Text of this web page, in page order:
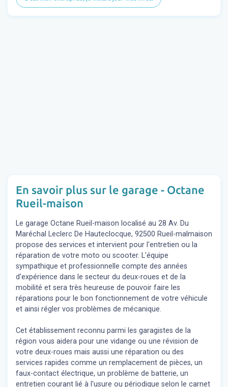
En savoir plus sur le garage - Octane
Rueil-maison
Le garage Octane Rueil-maison localisé au 28 Av. Du
Maréchal Leclerc De Hauteclocque, 92500 Rueil-malmaison
propose des services et intervient pour l'entretien ou la
réparation de votre moto ou scooter. L'équipe
sympathique et professionnelle compte des années
d'expérience dans le secteur du deux-roues et de la
mobilité et sera très heureuse de pouvoir faire les
réparations pour le bon fonctionnement de votre véhicule
et ainsi régler vos problèmes de mécanique.
Cet établissement reconnu parmi les garagistes de la
région vous aidera pour une vidange ou une révision de
votre deux-roues mais aussi une réparation ou des
services rapides comme un remplacement de pièces, un
faux-contact électrique, un problème de batterie, un
entretien courant lié à l'usure ou périodique selon le carnet